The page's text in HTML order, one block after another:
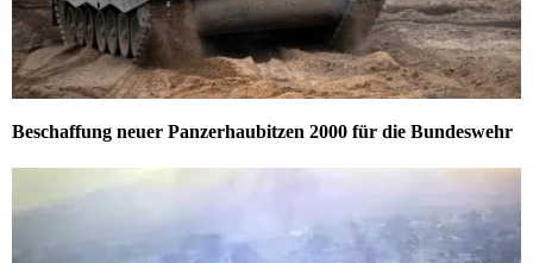
Beschaffung neuer Panzerhaubitzen 2000 für die Bundeswehr